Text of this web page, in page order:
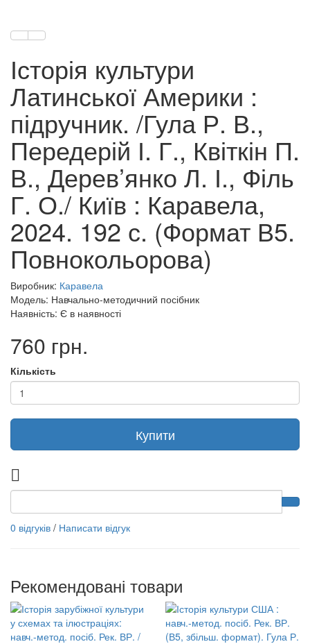
Історія культури
Латинської Америки :
підручник. /Гула Р. В.,
Передерій І. Г., Квіткін П.
В., Дерев’янко Л. І., Філь
Г. О./ Київ : Каравела,
2024. 192 с. (Формат В5.
Повнокольорова)
Виробник: Каравела
Модель: Навчально-методичний посібник
Наявність: Є в наявності
760 грн.
Кількість
Купити
0 відгуків / Написати відгук
Рекомендовані товари